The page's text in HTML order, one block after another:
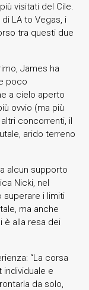
visitati del Cile.
LA to Vegas, i
tra questi due
James ha
poco
a cielo aperto
ovvio (ma più
concorrenti, il
arido terreno
alcun supporto
Nicki, nel
superare i limiti
ma anche
è alla resa dei
“La corsa
e
da solo,